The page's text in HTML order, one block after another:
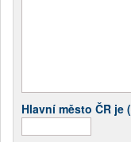
Hlavní město ČR je